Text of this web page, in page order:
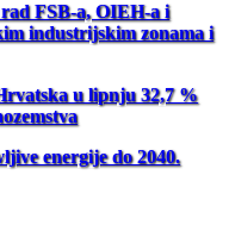
FSB-a, OIEH-a i
industrijskim zonama i
u lipnju 32,7 %
energije do 2040.